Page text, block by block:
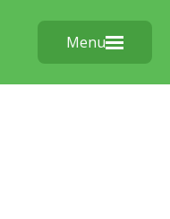
Menu